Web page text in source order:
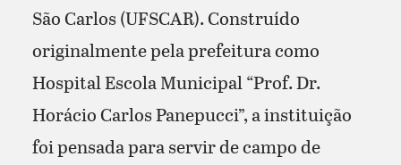
São Carlos (UFSCAR). Construído
originalmente pela prefeitura como
Hospital Escola Municipal “Prof. Dr.
Horácio Carlos Panepucci”, a instituição
foi pensada para servir de campo de